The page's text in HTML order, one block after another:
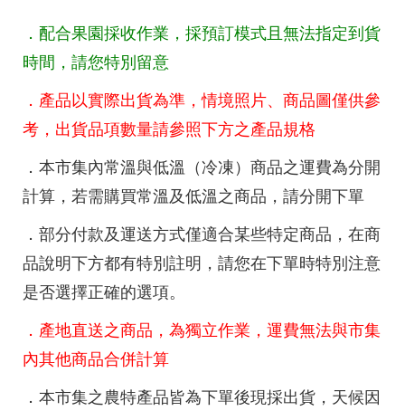
．配合果園採收作業，採預訂模式且無法指定到貨
時間，請您特別留意
．產品以實際出貨為準，情境照片、商品圖僅供參
考，出貨品項數量請參照下方之產品規格
．本市集內常溫與低溫（冷凍）商品之運費為分開
計算，若需購買常溫及低溫之商品，請分開下單
．部分付款及運送方式僅適合某些特定商品，在商
品說明下方都有特別註明，請您在下單時特別注意
是否選擇正確的選項。
．產地直送之商品，為獨立作業，運費無法與市集
內其他商品合併計算
．本市集之農特產品皆為下單後現採出貨，天候因